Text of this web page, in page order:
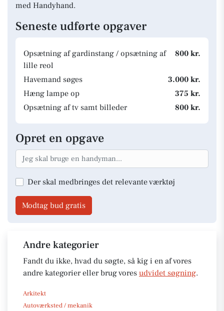
med Handyhand.
Seneste udførte opgaver
Opsætning af gardinstang / opsætning af
lille reol
800 kr.
Havemand søges
3.000 kr.
Hæng lampe op
375 kr.
Opsætning af tv samt billeder
800 kr.
Opret en opgave
Der skal medbringes det relevante værktøj
Modtag bud gratis
Andre kategorier
Fandt du ikke, hvad du søgte, så kig i en af vores
andre kategorier eller brug vores udvidet søgning.
Arkitekt
Autoværksted / mekanik